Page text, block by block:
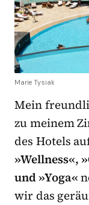
Marie Tysiak
Mein
zu meinem
des Hotels
»Wellness«,
und »Yoga«
wir das